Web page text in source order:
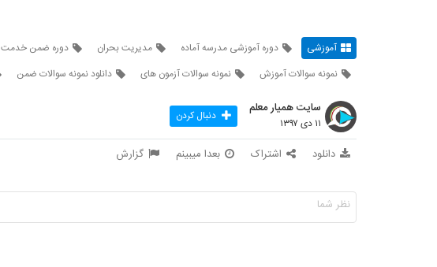
آموزشی دوره آموزشی مدرسه آماده مدیریت بحران دوره ضمن خدمت
نمونه سوالات آموزش
نمونه سوالات آزمون های دانلود نمونه سوالات ضمن
سایت همیار معلم
۱۱ دی ۱۳۹۷ دنبال کردن
دانلود اشتراک بعدا میبینم گزارش